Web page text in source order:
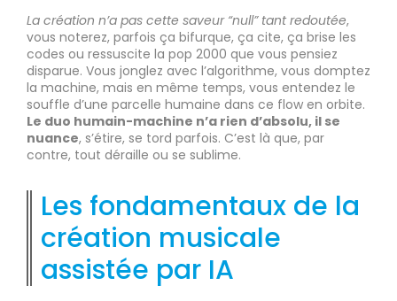
La création n’a pas cette saveur “null” tant redoutée,
vous noterez, parfois ça bifurque, ça cite, ça brise les
codes ou ressuscite la pop 2000 que vous pensiez
disparue. Vous jonglez avec l’algorithme, vous domptez
la machine, mais en même temps, vous entendez le
souffle d’une parcelle humaine dans ce flow en orbite.
Le duo humain-machine n’a rien d’absolu, il se
nuance, s’étire, se tord parfois. C’est là que, par
contre, tout déraille ou se sublime.
Les fondamentaux de la
création musicale
assistée par IA